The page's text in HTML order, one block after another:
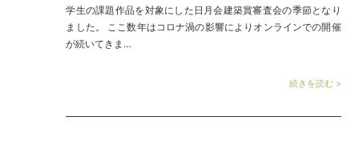
学生の課題作品を対象にした日月会建築賞審査会の季節となり
ました。 ここ数年はコロナ渦の影響によりオンラインでの開催
が続いてきま…
続きを読む >